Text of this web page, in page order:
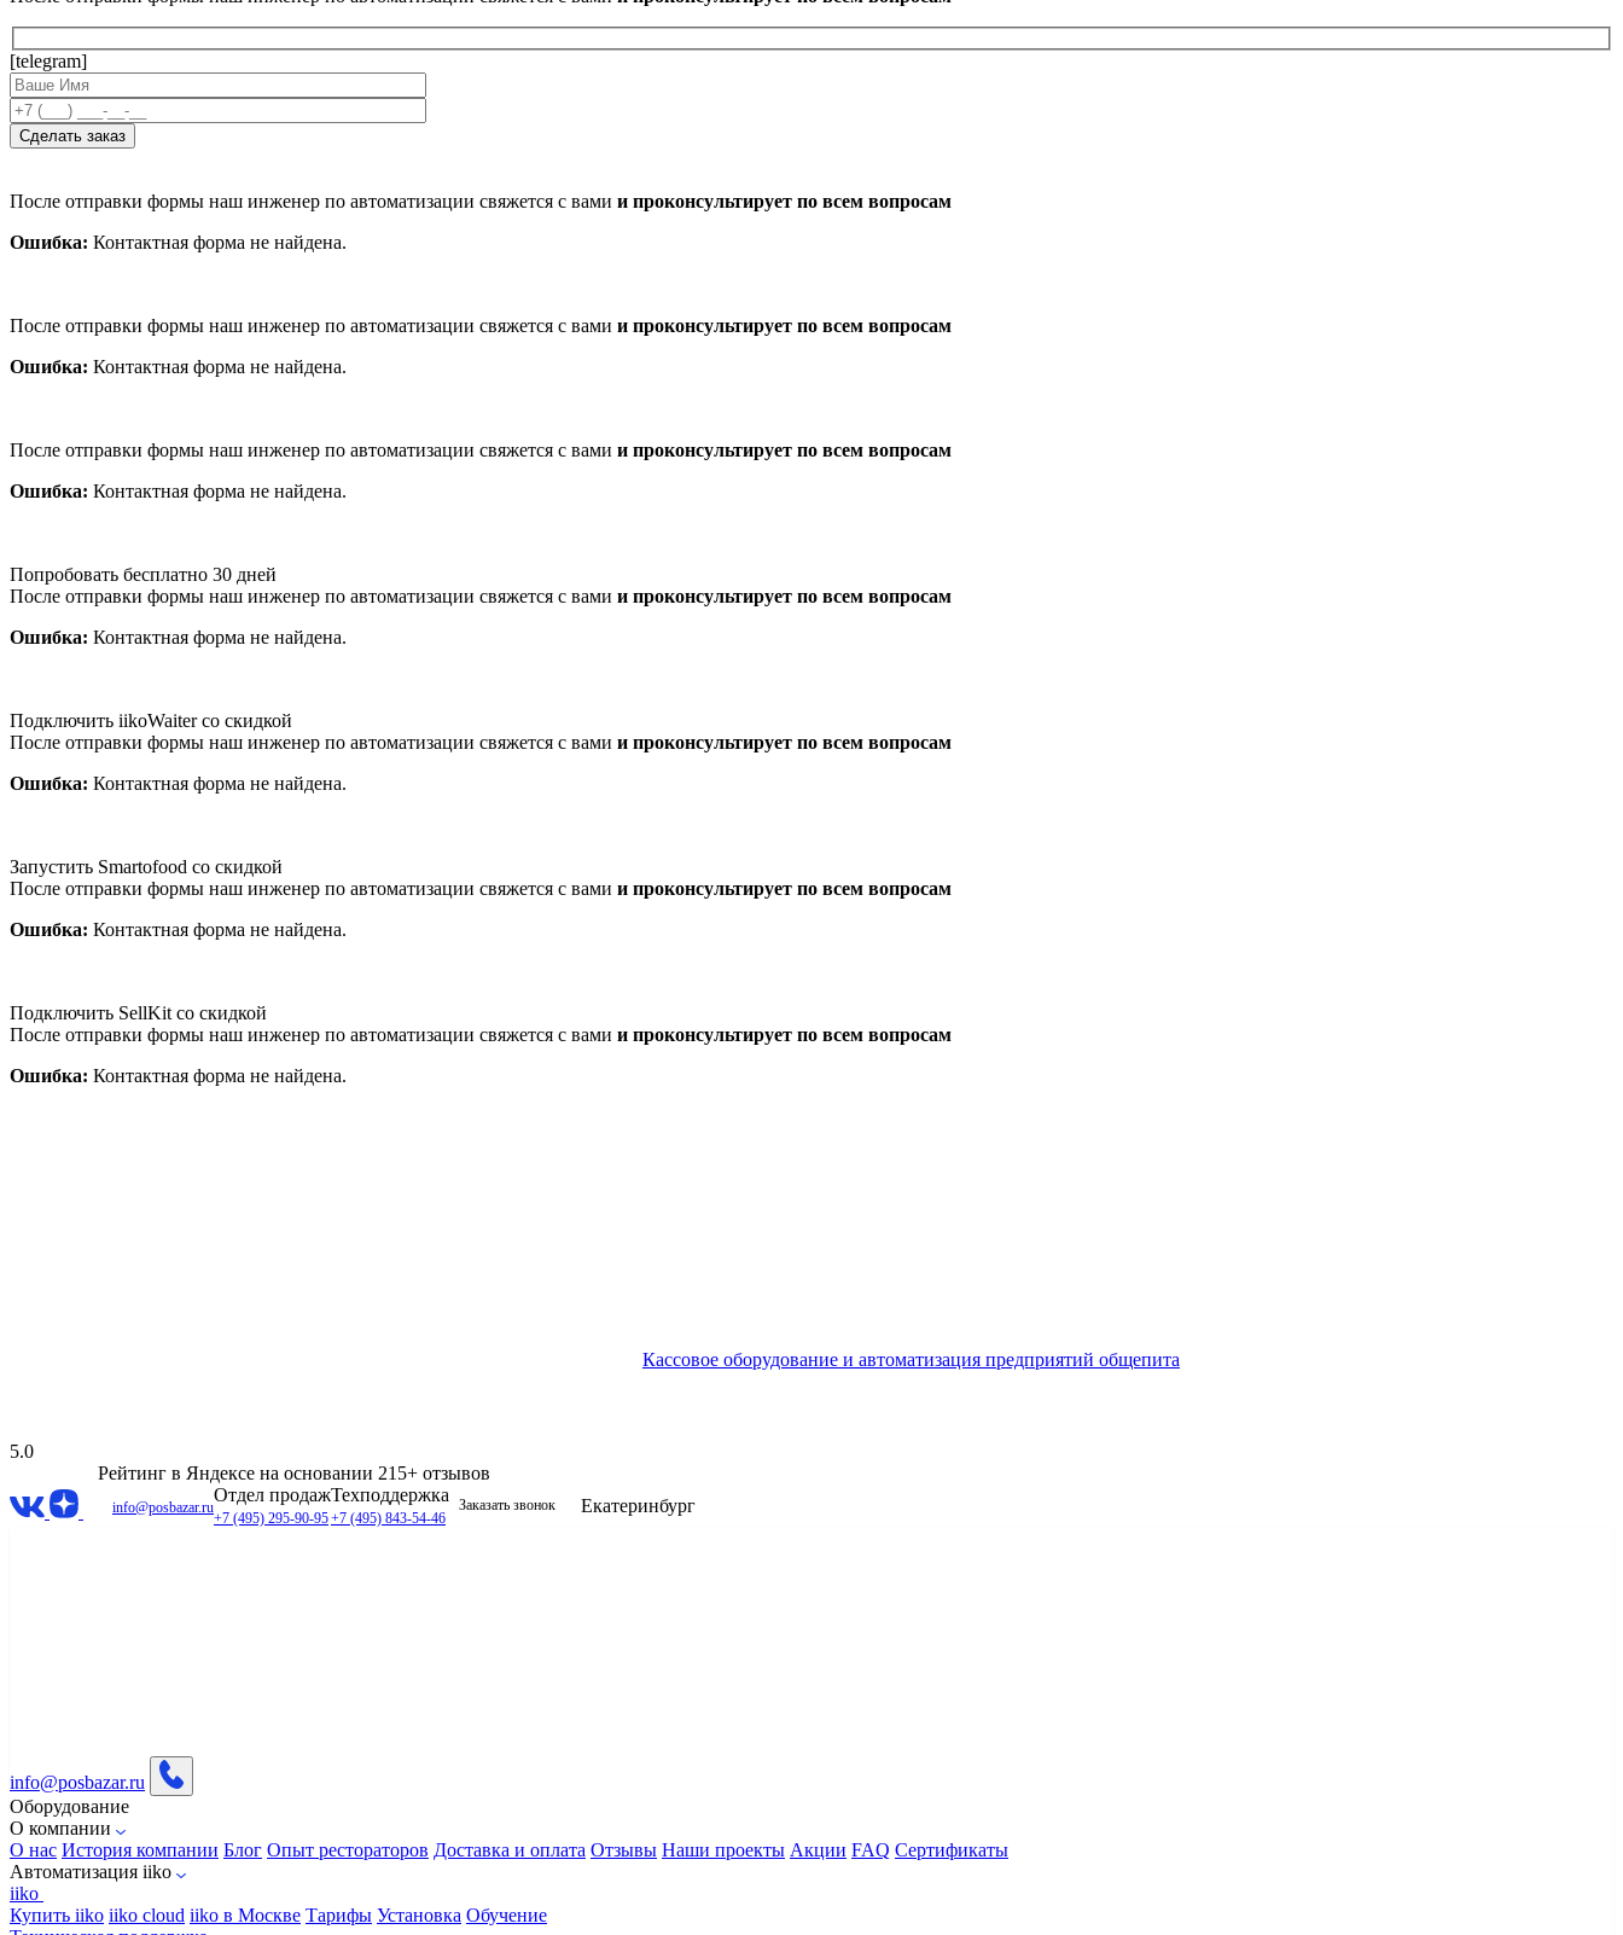
[telegram]
После отправки формы наш инженер по автоматизации свяжется с вами и проконсультирует по всем вопросам
Ошибка: Контактная форма не найдена.
После отправки формы наш инженер по автоматизации свяжется с вами и проконсультирует по всем вопросам
Ошибка: Контактная форма не найдена.
После отправки формы наш инженер по автоматизации свяжется с вами и проконсультирует по всем вопросам
Ошибка: Контактная форма не найдена.
Попробовать бесплатно 30 дней
После отправки формы наш инженер по автоматизации свяжется с вами и проконсультирует по всем вопросам
Ошибка: Контактная форма не найдена.
Подключить iikoWaiter со скидкой
После отправки формы наш инженер по автоматизации свяжется с вами и проконсультирует по всем вопросам
Ошибка: Контактная форма не найдена.
Запустить Smartofood со скидкой
После отправки формы наш инженер по автоматизации свяжется с вами и проконсультирует по всем вопросам
Ошибка: Контактная форма не найдена.
Подключить SellKit со скидкой
После отправки формы наш инженер по автоматизации свяжется с вами и проконсультирует по всем вопросам
Ошибка: Контактная форма не найдена.
Кассовое оборудование и автоматизация предприятий общепита
5.0
Рейтинг в Яндексе на основании 215+ отзывов
info@posbazar.ru
Отдел продаж
+7 (495) 295-90-95
Техподдержка
+7 (495) 843-54-46
Заказать звонок Екатеринбург
info@posbazar.ru
Оборудование
О компании
О нас История компании Блог Опыт рестораторов Доставка и оплата Отзывы Наши проекты Акции FAQ Сертификаты
Автоматизация iiko
iiko
Купить iiko iiko cloud iiko в Москве Тарифы Установка Обучение